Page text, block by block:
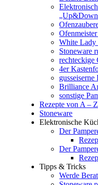
White Lady
Stoneware
rechteckige
4er
Brilliance
sonstige
Rezepte von A – Z
Stoneware
Elektronische
Der
Der
Tipps & Tricks
Werde